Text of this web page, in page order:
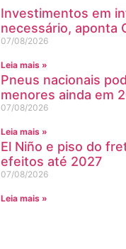
Investimentos em
necessário, aponta
07/08/2026
Leia mais »
Pneus nacionais
menores ainda em
07/08/2026
Leia mais »
El Niño e piso do
efeitos até 2027
07/08/2026
Leia mais »